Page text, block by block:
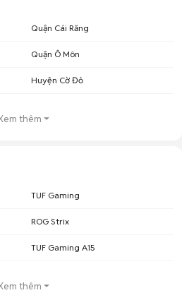
Quận Cái Răng
Quận Ô Môn
Huyện Cờ Đỏ
thêm
TUF Gaming
ROG Strix
TUF Gaming A15
thêm